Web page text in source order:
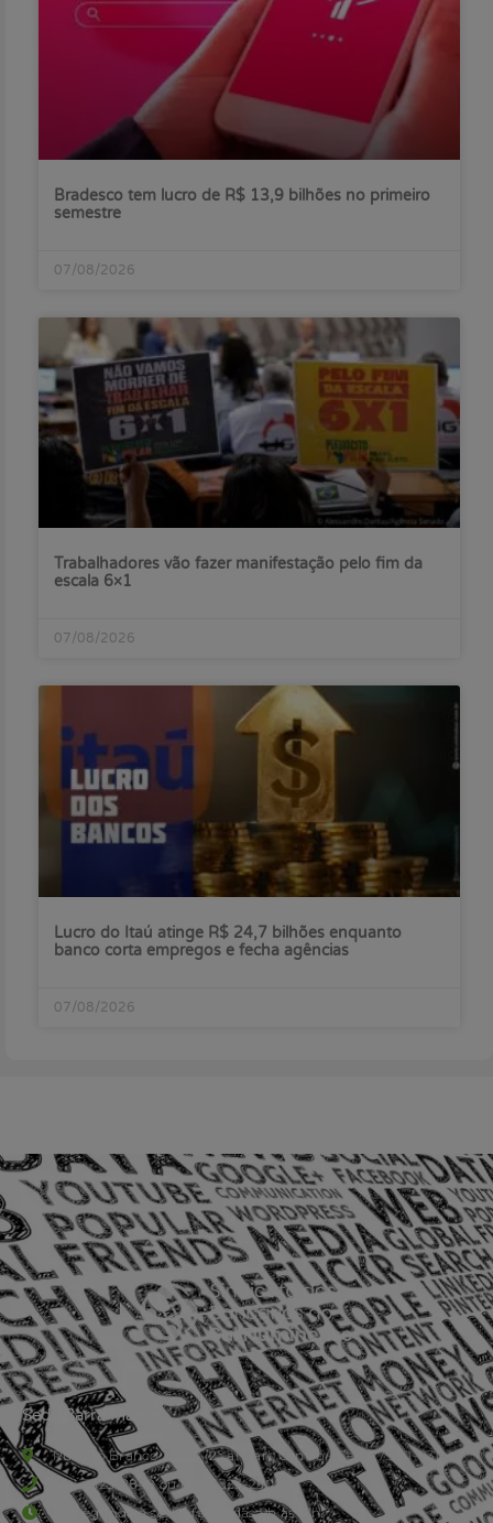
Bradesco tem lucro de R$ 13,9 bilhões no primeiro
semestre
07/08/2026
Trabalhadores vão fazer manifestação pelo fim da
escala 6×1
07/08/2026
Lucro do Itaú atinge R$ 24,7 bilhões enquanto
banco corta empregos e fecha agências
07/08/2026
Sede Barra Mansa
Rua Rio Branco, nº107 (2º andar), Centro - Cep: 27.330-030
(24) 3323-2848 ou (24) 3323-2500
De segunda à sexta-feira , das 9h às 17h.